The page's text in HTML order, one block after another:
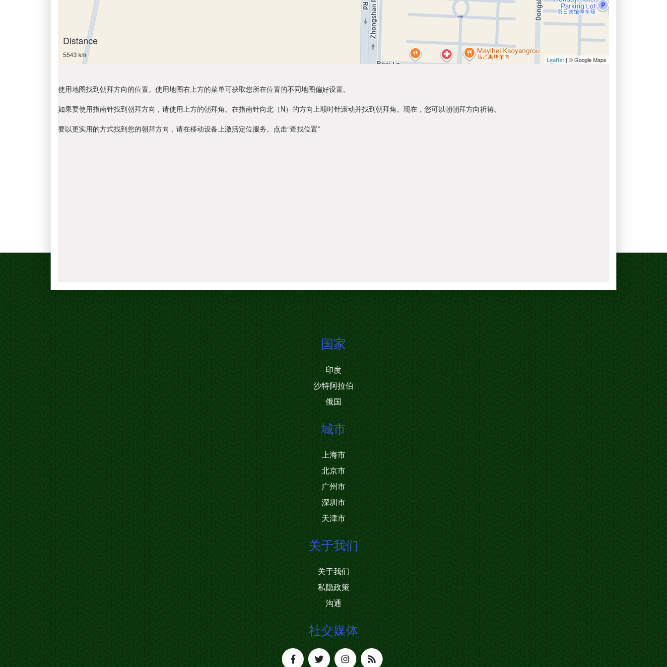
Distance
5543 km
Leaflet | © Google Maps
使用地图找到朝拜方向的位置。使用地图右上方的菜单可获取您所在位置的不同地图偏好设置。
如果要使用指南针找到朝拜方向，请使用上方的朝拜角。在指南针向北（N）的方向上顺时针滚动并找到朝拜角。现在，您可以朝朝拜方向祈祷。
要以更实用的方式找到您的朝拜方向，请在移动设备上激活定位服务。点击“查找位置”
国家
印度
沙特阿拉伯
俄国
城市
上海市
北京市
广州市
深圳市
天津市
关于我们
关于我们
私隐政策
沟通
社交媒体